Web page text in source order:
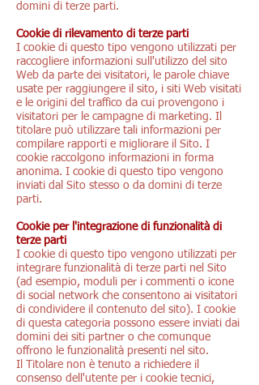
domini di terze parti.
Cookie di rilevamento di terze parti
I cookie di questo tipo vengono utilizzati per
raccogliere informazioni sull'utilizzo del sito
Web da parte dei visitatori, le parole chiave
usate per raggiungere il sito, i siti Web visitati
e le origini del traffico da cui provengono i
visitatori per le campagne di marketing. Il
titolare può utilizzare tali informazioni per
compilare rapporti e migliorare il Sito. I
cookie raccolgono informazioni in forma
anonima. I cookie di questo tipo vengono
inviati dal Sito stesso o da domini di terze
parti.
Cookie per l'integrazione di funzionalità di
terze parti
I cookie di questo tipo vengono utilizzati per
integrare funzionalità di terze parti nel Sito
(ad esempio, moduli per i commenti o icone
di social network che consentono ai visitatori
di condividere il contenuto del sito). I cookie
di questa categoria possono essere inviati dai
domini dei siti partner o che comunque
offrono le funzionalità presenti nel sito.
Il Titolare non è tenuto a richiedere il
consenso dell'utente per i cookie tecnici,